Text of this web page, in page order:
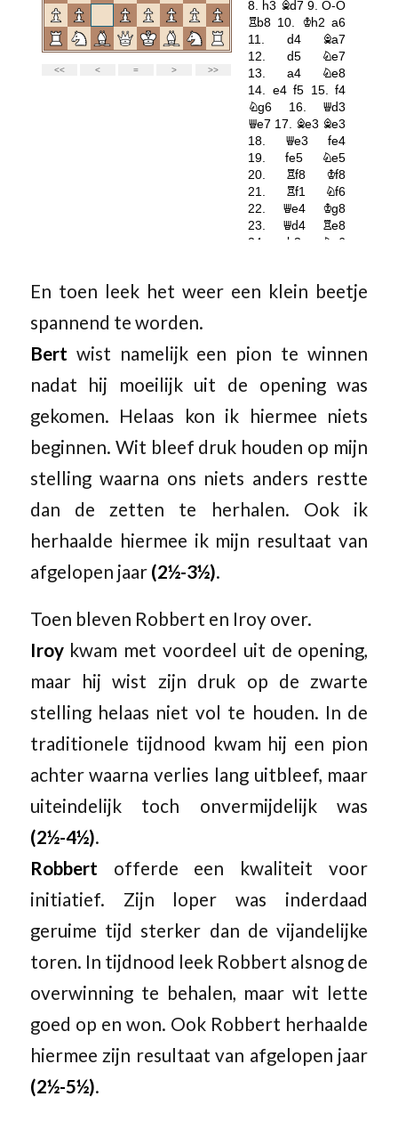
En toen leek het weer een klein beetje
spannend te worden.
Bert wist namelijk een pion te winnen
nadat hij moeilijk uit de opening was
gekomen. Helaas kon ik hiermee niets
beginnen. Wit bleef druk houden op mijn
stelling waarna ons niets anders restte
dan de zetten te herhalen. Ook ik
herhaalde hiermee ik mijn resultaat van
afgelopen jaar (2½-3½).
Toen bleven Robbert en Iroy over.
Iroy kwam met voordeel uit de opening,
maar hij wist zijn druk op de zwarte
stelling helaas niet vol te houden. In de
traditionele tijdnood kwam hij een pion
achter waarna verlies lang uitbleef, maar
uiteindelijk toch onvermijdelijk was
(2½-4½).
Robbert offerde een kwaliteit voor
initiatief. Zijn loper was inderdaad
geruime tijd sterker dan de vijandelijke
toren. In tijdnood leek Robbert alsnog de
overwinning te behalen, maar wit lette
goed op en won. Ook Robbert herhaalde
hiermee zijn resultaat van afgelopen jaar
(2½-5½).